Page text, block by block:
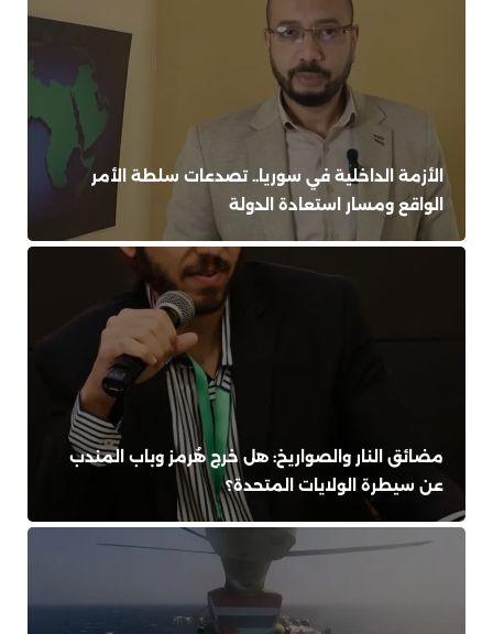
الأزمة الداخلية في سوريا.. تصدعات سلطة الأمر
الواقع ومسار استعادة الدولة
مضائق النار والصواريخ: هل خرج هُرمز وباب المندب
عن سيطرة الولايات المتحدة؟